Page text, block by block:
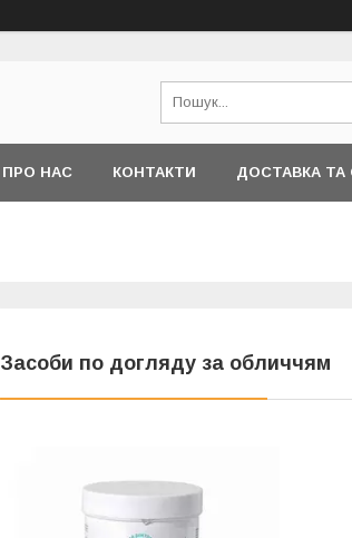
ПРО НАС КОНТАКТИ ДОСТАВКА ТА
Засоби по догляду за обличчям